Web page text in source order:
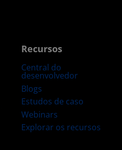
Recursos
Central do
desenvolvedor
Blogs
Estudos de caso
Webinars
Explorar os recursos